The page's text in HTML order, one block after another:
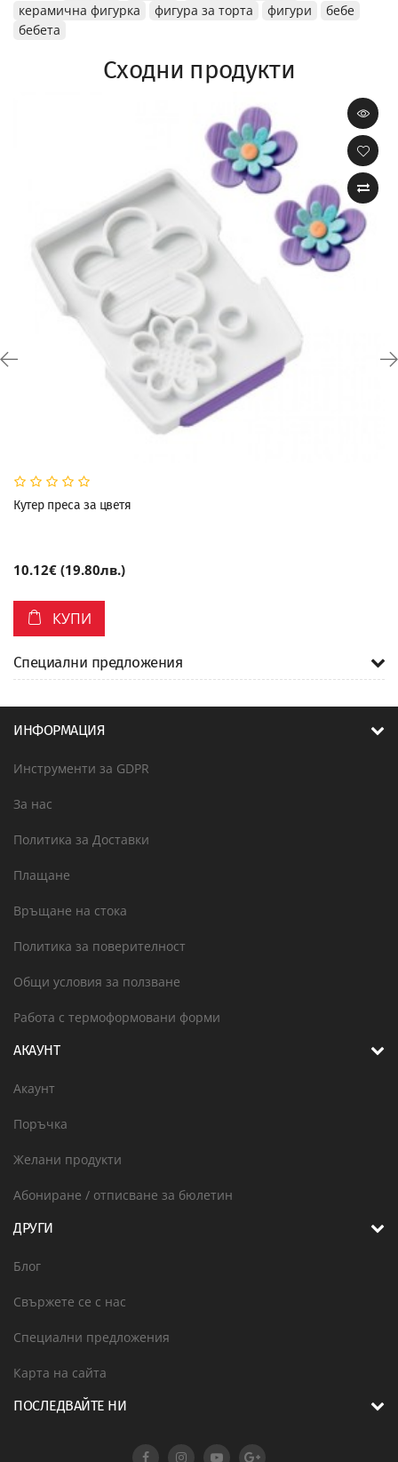
керамична фигурка
фигура за торта фигури
бебе
бебета
Сходни продукти
Кутер преса за цветя
10.12€ (19.80лв.)
КУПИ
Специални предложения
ИНФОРМАЦИЯ
Инструменти за GDPR
За нас
Политика за Доставки
Плащане
Връщане на стока
Политика за поверителност
Общи условия за ползване
Работа с термоформовани форми
АКАУНТ
Акаунт
Поръчка
Желани продукти
Абониране / отписване за бюлетин
ДРУГИ
Блог
Свържете се с нас
Специални предложения
Карта на сайта
ПОСЛЕДВАЙТЕ НИ